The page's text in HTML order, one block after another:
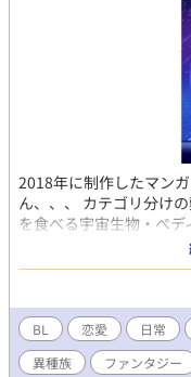
2018年に制作したマン
ん、、、 カテゴリ分け
を食べる宇宙生物・ぺ
ヅル。 ほんわか異種族
です。 続編は途中まで
品を描きだしてしまっ
のが大好きです、 性癖
てあげていたマンガをこ
ましたらそちらにも是
です(*'ω'*)
BL 恋愛 日常
異種族
ファンタジー